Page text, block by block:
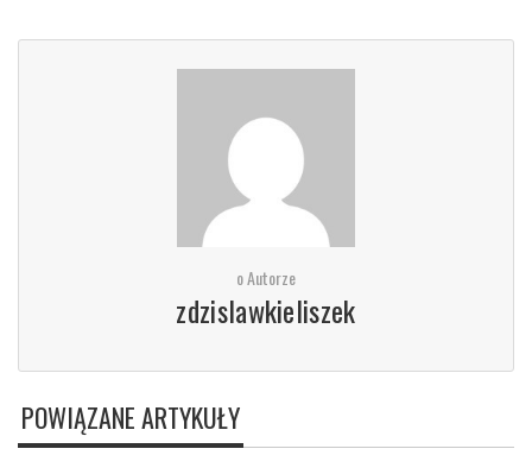
o Autorze
zdzislawkieliszek
POWIĄZANE ARTYKUŁY